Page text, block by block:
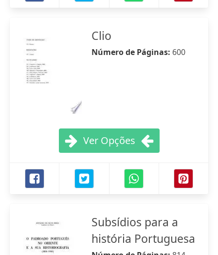
Clio
Número de Páginas: 600
Ver Opções
Subsídios para a
história Portuguesa